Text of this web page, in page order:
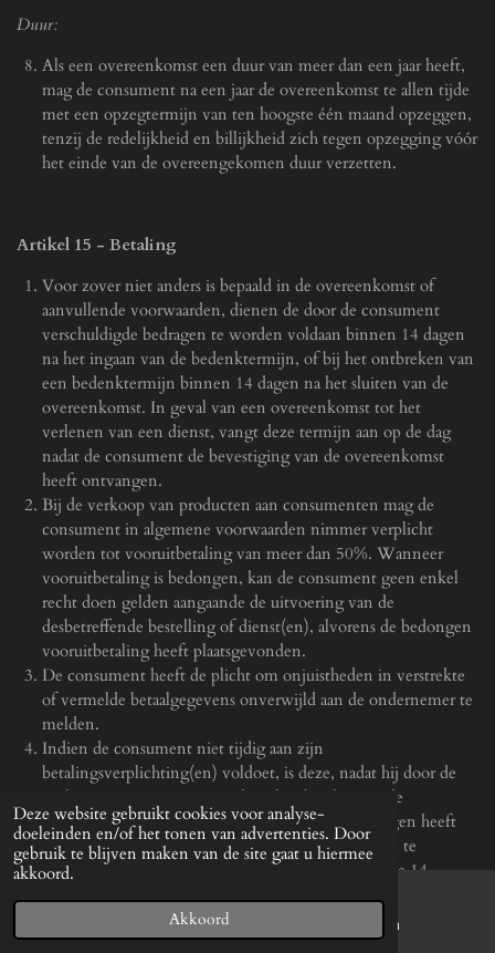
Deze website gebruikt cookies voor analyse-
doeleinden en/of het tonen van advertenties. Door
gebruik te blijven maken van de site gaat u hiermee
akkoord.
Akkoord
Duur:
Als een overeenkomst een duur van meer dan een jaar heeft,
mag de consument na een jaar de overeenkomst te allen tijde
met een opzegtermijn van ten hoogste één maand opzeggen,
tenzij de redelijkheid en billijkheid zich tegen opzegging vóór
het einde van de overeengekomen duur verzetten.
Artikel 15 - Betaling
Voor zover niet anders is bepaald in de overeenkomst of
aanvullende voorwaarden, dienen de door de consument
verschuldigde bedragen te worden voldaan binnen 14 dagen
na het ingaan van de bedenktermijn, of bij het ontbreken van
een bedenktermijn binnen 14 dagen na het sluiten van de
overeenkomst. In geval van een overeenkomst tot het
verlenen van een dienst, vangt deze termijn aan op de dag
nadat de consument de bevestiging van de overeenkomst
heeft ontvangen.
Bij de verkoop van producten aan consumenten mag de
consument in algemene voorwaarden nimmer verplicht
worden tot vooruitbetaling van meer dan 50%. Wanneer
vooruitbetaling is bedongen, kan de consument geen enkel
recht doen gelden aangaande de uitvoering van de
desbetreffende bestelling of dienst(en), alvorens de bedongen
vooruitbetaling heeft plaatsgevonden.
De consument heeft de plicht om onjuistheden in verstrekte
of vermelde betaalgegevens onverwijld aan de ondernemer te
melden.
Indien de consument niet tijdig aan zijn
betalingsverplichting(en) voldoet, is deze, nadat hij door de
ondernemer is gewezen op de te late betaling en de
ondernemer de consument een termijn van 14 dagen heeft
gegund om alsnog aan zijn betalingsverplichtingen te
voldoen, na het uitblijven van betaling binnen deze 14-
dagen-termijn, over het nog verschuldigde bedrag de
wettelijke rente verschuldigd en is de ondernemer gerechtigd
de door hem gemaakte buitengerechtelijke incassokosten in
Instagram